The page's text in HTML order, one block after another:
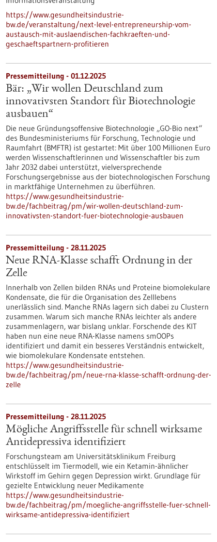
https://www.gesundheitsindustrie-
bw.de/veranstaltung/next-level-entrepreneurship-vom-
austausch-mit-auslaendischen-fachkraeften-und-
geschaeftspartnern-profitieren
Pressemitteilung - 01.12.2025
Bär: „Wir wollen Deutschland zum
innovativsten Standort für Biotechnologie
ausbauen“
Die neue Gründungsoffensive Biotechnologie „GO-Bio next“
des Bundesministeriums für Forschung, Technologie und
Raumfahrt (BMFTR) ist gestartet: Mit über 100 Millionen Euro
werden Wissenschaftlerinnen und Wissenschaftler bis zum
Jahr 2032 dabei unterstützt, vielversprechende
Forschungsergebnisse aus der biotechnologischen Forschung
in marktfähige Unternehmen zu überführen.
https://www.gesundheitsindustrie-
bw.de/fachbeitrag/pm/wir-wollen-deutschland-zum-
innovativsten-standort-fuer-biotechnologie-ausbauen
Pressemitteilung - 28.11.2025
Neue RNA-Klasse schafft Ordnung in der
Zelle
Innerhalb von Zellen bilden RNAs und Proteine biomolekulare
Kondensate, die für die Organisation des Zelllebens
unerlässlich sind. Manche RNAs lagern sich dabei zu Clustern
zusammen. Warum sich manche RNAs leichter als andere
zusammenlagern, war bislang unklar. Forschende des KIT
haben nun eine neue RNA-Klasse namens smOOPs
identifiziert und damit ein besseres Verständnis entwickelt,
wie biomolekulare Kondensate entstehen.
https://www.gesundheitsindustrie-
bw.de/fachbeitrag/pm/neue-rna-klasse-schafft-ordnung-der-
zelle
Pressemitteilung - 28.11.2025
Mögliche Angriffsstelle für schnell wirksame
Antidepressiva identifiziert
Forschungsteam am Universitätsklinikum Freiburg
entschlüsselt im Tiermodell, wie ein Ketamin-ähnlicher
Wirkstoff im Gehirn gegen Depression wirkt. Grundlage für
gezielte Entwicklung neuer Medikamente
https://www.gesundheitsindustrie-
bw.de/fachbeitrag/pm/moegliche-angriffsstelle-fuer-schnell-
wirksame-antidepressiva-identifiziert